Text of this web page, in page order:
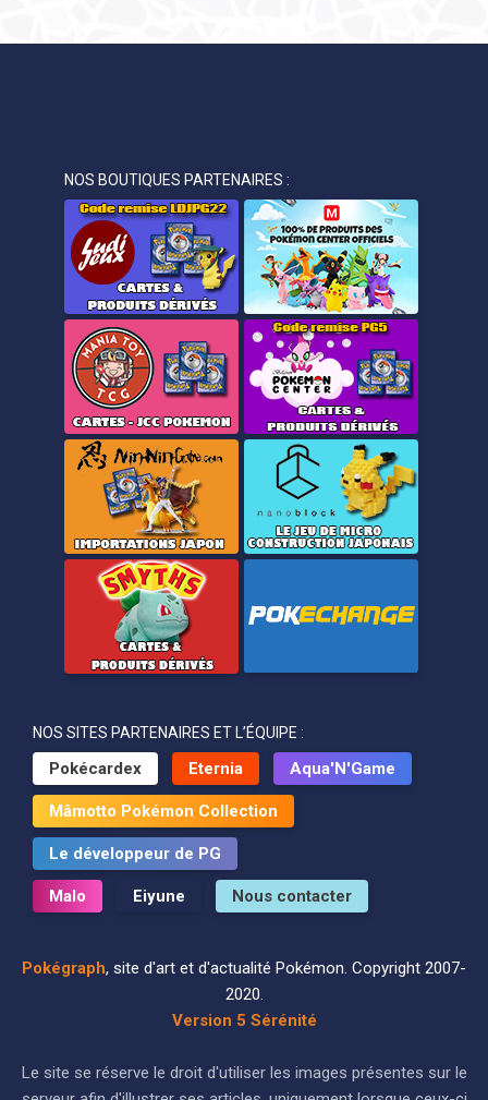
NOS BOUTIQUES PARTENAIRES :
NOS SITES PARTENAIRES ET L’ÉQUIPE :
Pokécardex Eternia Aqua'N'Game
Mâmotto Pokémon Collection
Le développeur de PG
Malo Eiyune Nous contacter
Pokégraph, site d'art et d'actualité Pokémon. Copyright 2007-
2020.
Version 5 Sérénité
Le site se réserve le droit d'utiliser les images présentes sur le